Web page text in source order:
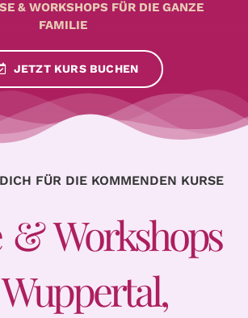
& WORKSHOPS FÜR DIE GANZE
FAMILIE
JETZT KURS BUCHEN
FÜR DIE KOMMENDEN KURSE
& Workshops